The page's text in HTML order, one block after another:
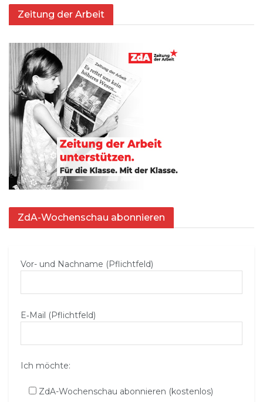
Zeitung der Arbeit
ZdA-Wochenschau abonnieren
Vor- und Nachname (Pflichtfeld)
E‑Mail (Pflichtfeld)
Ich möchte:
ZdA-Wochenschau abonnieren (kostenlos)